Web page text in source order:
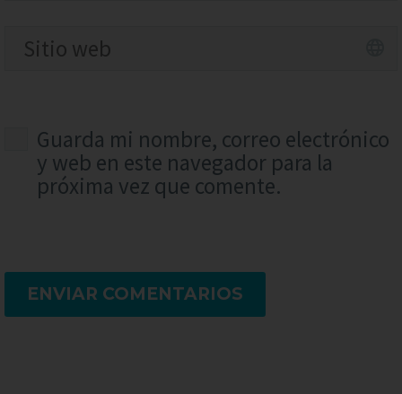
Guarda mi nombre, correo electrónico
y web en este navegador para la
próxima vez que comente.
ENVIAR COMENTARIOS